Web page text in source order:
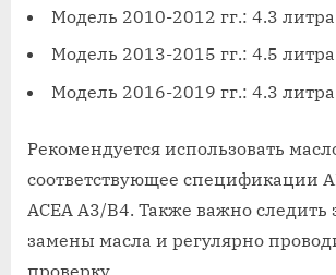
Модель 2010-2012 гг.: 4.3
Модель 2013-2015 гг.: 4.5
Модель 2016-2019 гг.: 4.3
Рекомендуется использовать
соответствующее спецификации
ACEA A3/B4. Также важно следить
замены масла и регулярно
проверку.